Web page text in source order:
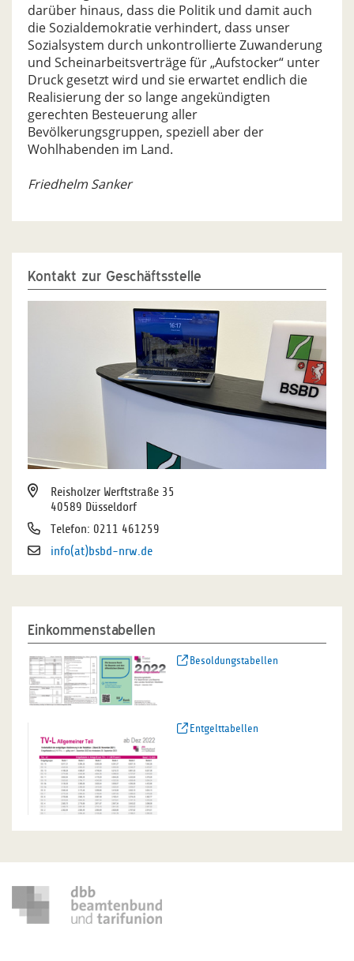
darüber hinaus, dass die Politik und damit auch
die Sozialdemokratie verhindert, dass unser
Sozialsystem durch unkontrollierte Zuwanderung
und Scheinarbeitsverträge für „Aufstocker“ unter
Druck gesetzt wird und sie erwartet endlich die
Realisierung der so lange angekündigten
gerechten Besteuerung aller
Bevölkerungsgruppen, speziell aber der
Wohlhabenden im Land.
Friedhelm Sanker
Kontakt zur Geschäftsstelle
Reisholzer Werftstraße 35
40589 Düsseldorf
Telefon: 0211 461259
info(at)bsbd-nrw.de
Einkommenstabellen
Besoldungstabellen
Entgelttabellen